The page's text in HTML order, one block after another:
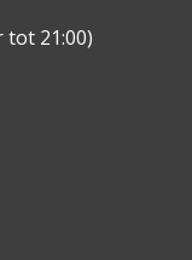
tot 21:00)